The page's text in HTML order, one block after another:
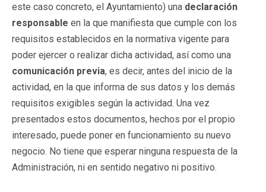
este caso concreto, el Ayuntamiento) una declaración
responsable en la que manifiesta que cumple con los
requisitos establecidos en la normativa vigente para
poder ejercer o realizar dicha actividad, así como una
comunicación previa, es decir, antes del inicio de la
actividad, en la que informa de sus datos y los demás
requisitos exigibles según la actividad. Una vez
presentados estos documentos, hechos por el propio
interesado, puede poner en funcionamiento su nuevo
negocio. No tiene que esperar ninguna respuesta de la
Administración, ni en sentido negativo ni positivo.